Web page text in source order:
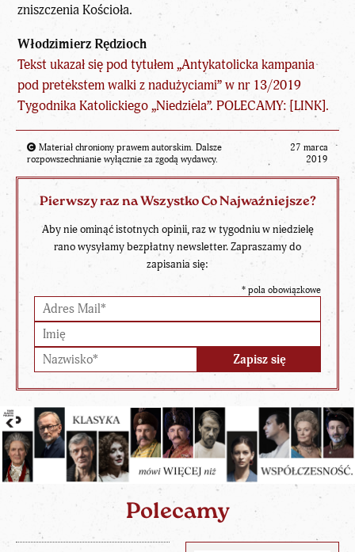
zniszczenia Kościoła.
Włodzimierz Rędzioch
Tekst ukazał się pod tytułem „Antykatolicka kampania
pod pretekstem walki z nadużyciami” w nr 13/2019
Tygodnika Katolickiego „Niedziela”. POLECAMY: [LINK].
Materiał chroniony prawem autorskim. Dalsze
rozpowszechnianie wyłącznie za zgodą wydawcy.
27 marca
2019
Pierwszy raz na Wszystko Co Najważniejsze?
Aby nie ominąć istotnych opinii, raz w tygodniu w niedzielę
rano wysyłamy bezpłatny newsletter. Zapraszamy do
zapisania się:
* pola obowiązkowe
Polecamy